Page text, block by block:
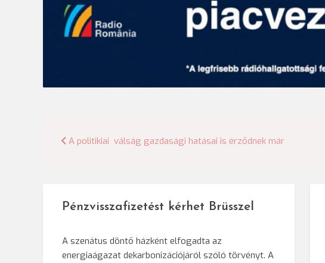
Bejegyzés
A politikiai válság gazdasági hatásai is érződnek már
Pénzvisszafizetést kérhet Brüsszel
A szenátus döntő házként elfogadta az
energiaágazat dekarbonizációjáról szóló törvényt. A